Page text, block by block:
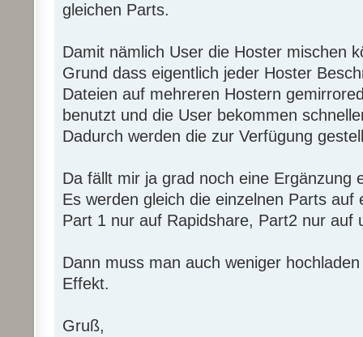
gleichen Parts.
Damit nämlich User die Hoster mischen
Grund dass eigentlich jeder Hoster
Dateien auf mehreren Hostern
benutzt und die User bekommen
Dadurch werden die zur Verfügung
Da fällt mir ja grad noch eine Ergänzung
Es werden gleich die einzelnen Parts auf
Part 1 nur auf Rapidshare, Part2 nur auf
Dann muss man auch weniger
Effekt.
Gruß,